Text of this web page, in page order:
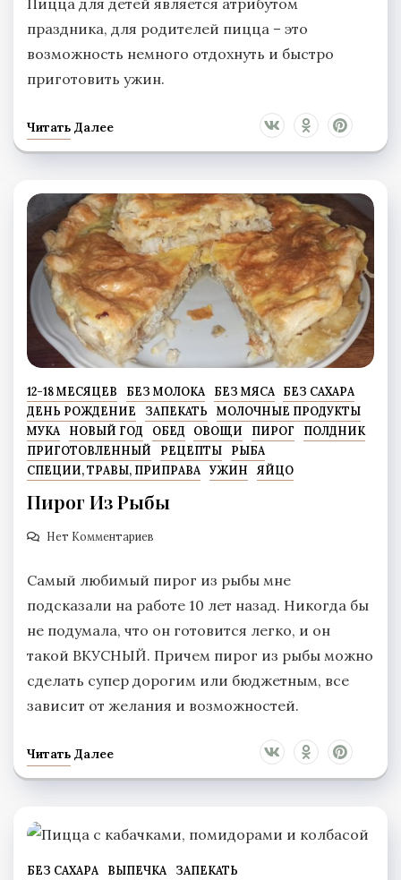
праздника, для родителей пицца – это
возможность немного отдохнуть и быстро
приготовить ужин.
Читать Далее
12-18 МЕСЯЦЕВ БЕЗ МОЛОКА БЕЗ МЯСА
БЕЗ САХАРА
ДЕНЬ РОЖДЕНИЕ
ЗАПЕКАТЬ
МОЛОЧНЫЕ ПРОДУКТЫ
МУКА
НОВЫЙ ГОД ОБЕД ОВОЩИ ПИРОГ
ПОЛДНИК
ПРИГОТОВЛЕННЫЙ
РЕЦЕПТЫ
РЫБА
СПЕЦИИ, ТРАВЫ, ПРИПРАВА
УЖИН ЯЙЦО
Пирог Из Рыбы
Нет Комментариев
Самый любимый пирог из рыбы мне
подсказали на работе 10 лет назад. Никогда бы
не подумала, что он готовится легко, и он
такой ВКУСНЫЙ. Причем пирог из рыбы можно
сделать супер дорогим или бюджетным, все
зависит от желания и возможностей.
Читать Далее
БЕЗ САХАРА ВЫПЕЧКА ЗАПЕКАТЬ